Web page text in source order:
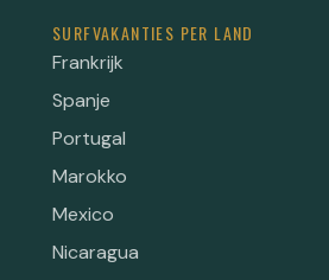
SURFVAKANTIES PER LAND
Frankrijk
Spanje
Portugal
Marokko
Mexico
Nicaragua